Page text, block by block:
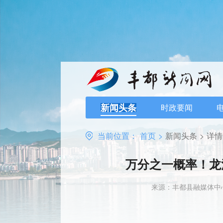
新闻头条 时政要闻
当前位置：首页 > 新闻头条 > 详情
万分之一概率！
来源：丰都县融媒体中